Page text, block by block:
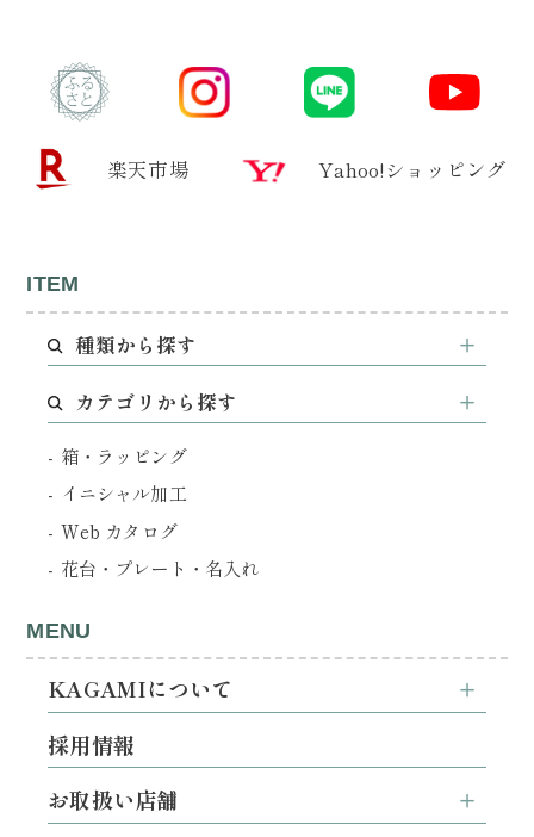
楽天市場 Yahoo!ショッピング
ITEM
種類から探す
カテゴリから探す
箱・ラッピング
イニシャル加工
Web カタログ
花台・プレート・名入れ
MENU
KAGAMIについて
採用情報
お取扱い店舗